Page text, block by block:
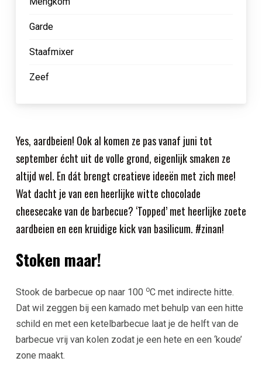
Yes, aardbeien! Ook al komen ze pas vanaf juni tot
september écht uit de volle grond, eigenlijk smaken ze
altijd wel. En dát brengt creatieve ideeën met zich mee!
Wat dacht je van een heerlijke witte chocolade
cheesecake van de barbecue? ‘Topped’ met heerlijke zoete
aardbeien en een kruidige kick van basilicum. #zinan!
Stoken maar!
Stook de barbecue op naar 100 oC met indirecte hitte.
Dat wil zeggen bij een kamado met behulp van een hitte
schild en met een ketelbarbecue laat je de helft van de
barbecue vrij van kolen zodat je een hete en een ‘koude’
zone maakt.
Garde
Staafmixer
Zeef